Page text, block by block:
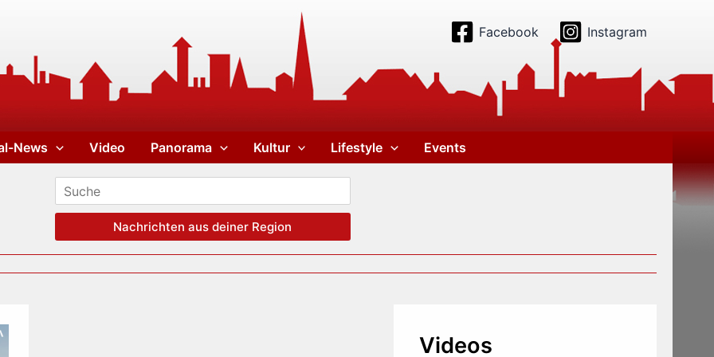
Facebook Instagram
News Video Panorama Kultur Lifestyle Events
Nachrichten aus deiner Region
Videos